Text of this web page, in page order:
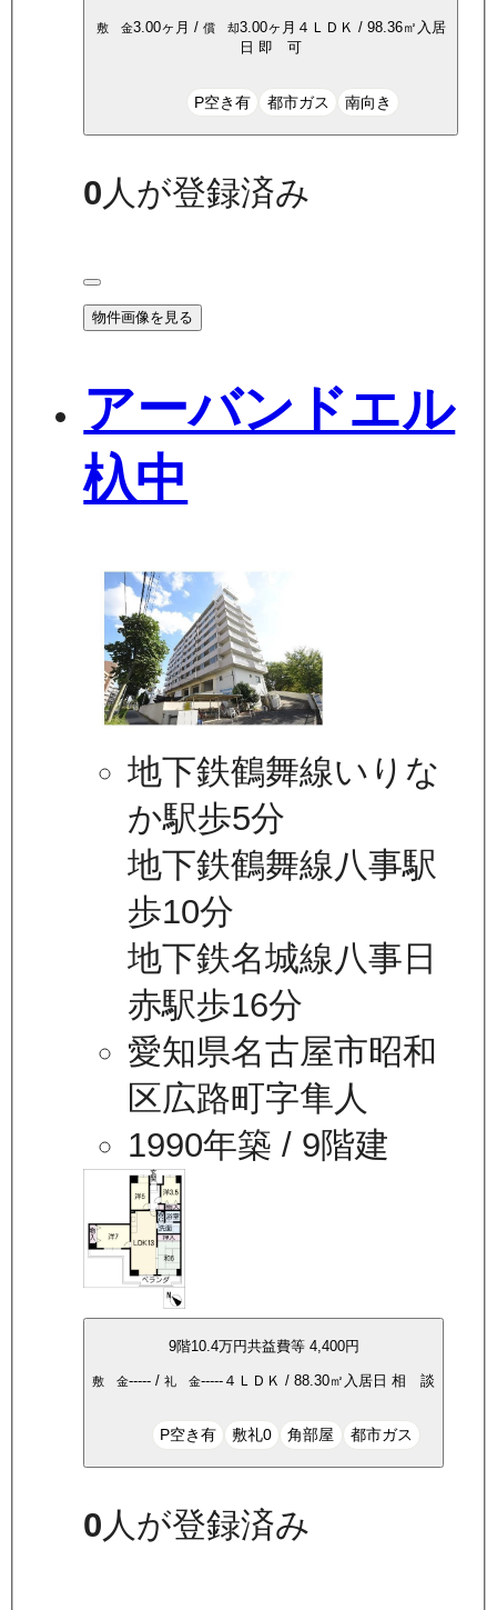
敷 金3.00ヶ月 / 償 却3.00ヶ月 ４ＬＤＫ / 98.36㎡ 入居
日 即 可
P空き有 都市ガス 南向き
0 人が登録済み
物件画像を見る
アーバンドエル
杁中
地下鉄鶴舞線いりな
か駅歩5分
地下鉄鶴舞線八事駅
歩10分
地下鉄名城線八事日
赤駅歩16分
愛知県名古屋市昭和
区広路町字隼人
1990年築 / 9階建
9階10.4万円共益費等 4,400円
敷 金----- /礼 金----- ４ＬＤＫ /88.30㎡ 入居日相 談
P空き有 敷礼0 角部屋 都市ガス
0人が登録済み